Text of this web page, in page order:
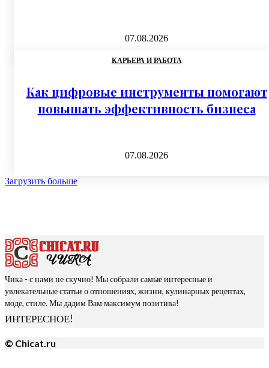
07.08.2026
КАРЬЕРА И РАБОТА
Как цифровые инструменты помогают
повышать эффективность бизнеса
07.08.2026
Загрузить больше
Чика - с нами не скучно! Мы собрали самые интересные и
увлекательные статьи о отношениях, жизни, кулинарных рецептах,
моде, стиле. Мы дадим Вам максимум позитива!
ИНТЕРЕСНОЕ!
© Chicat.ru